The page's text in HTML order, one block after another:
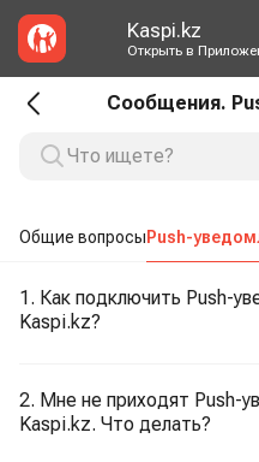
Kaspi.kz
Открыть в
Сообщения.
Общие вопросыPush-
1. Как подключить Push-
Kaspi.kz?
2. Мне не приходят Push-
Kaspi.kz. Что делать?